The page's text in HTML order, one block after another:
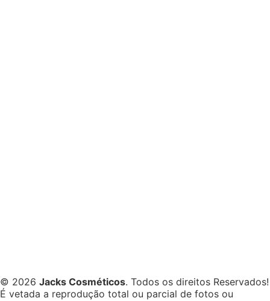
© 2026 Jacks Cosméticos. Todos os direitos Reservados!
É vetada a reprodução total ou parcial de fotos ou